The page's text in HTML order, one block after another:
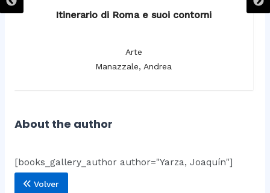
Itinerario di Roma e suoi contorni
Arte
Manazzale, Andrea
About the author
[books_gallery_author author="Yarza, Joaquín"]
Volver